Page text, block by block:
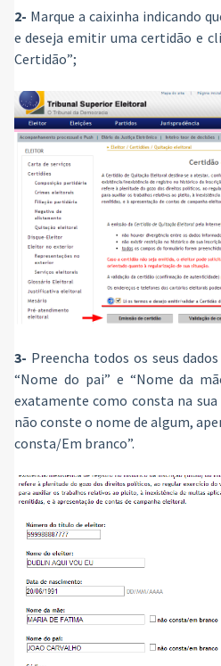
2- Marque a caixinha indicando
e deseja emitir uma certidão e
Certidão”;
3- Preencha todos os seus
“Nome do pai” e “Nome da
exatamente como consta na sua
não conste o nome de algum,
consta/Em branco”.